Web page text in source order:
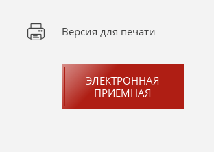
Версия для печати
ЭЛЕКТРОННАЯ
ПРИЕМНАЯ